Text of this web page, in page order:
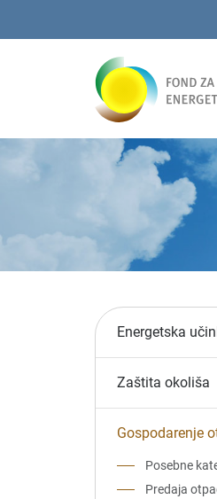
Energetska
Zaštita okoliša
Gospodarenje
Posebne
Predaja